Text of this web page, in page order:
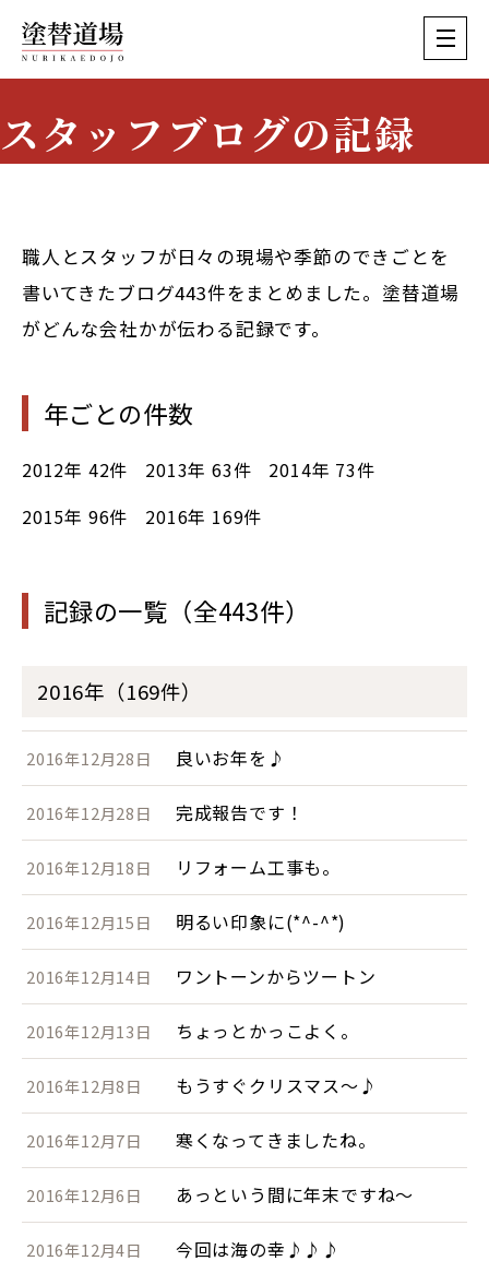
スタッフブログの記録
職人とスタッフが日々の現場や季節のできごとを
書いてきたブログ443件をまとめました。塗替道場
がどんな会社かが伝わる記録です。
年ごとの件数
2012年 42件 2013年63件 2014年 73件
2015年 96件 2016年 169件
記録の一覧（全443件）
2016年（169件）
2016年12月28日 良いお年を♪
2016年12月28日 完成報告です！
2016年12月18日 リフォーム工事も。
2016年12月15日 明るい印象に(*^-^*)
2016年12月14日 ワントーンからツートン
2016年12月13日 ちょっとかっこよく。
2016年12月8日 もうすぐクリスマス～♪
2016年12月7日 寒くなってきましたね。
2016年12月6日 あっという間に年末ですね～
2016年12月4日 今回は海の幸♪♪♪